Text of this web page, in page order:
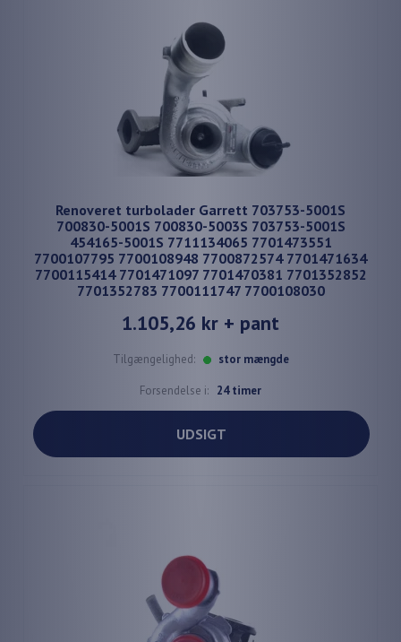
Renoveret turbolader Garrett 703753-5001S
700830-5001S 700830-5003S 703753-5001S
454165-5001S 7711134065 7701473551
7700107795 7700108948 7700872574 7701471634
7700115414 7701471097 7701470381 7701352852
7701352783 7700111747 7700108030
1.105,26 kr + pant
Tilgængelighed: stor mængde
Forsendelse i: 24 timer
UDSIGT